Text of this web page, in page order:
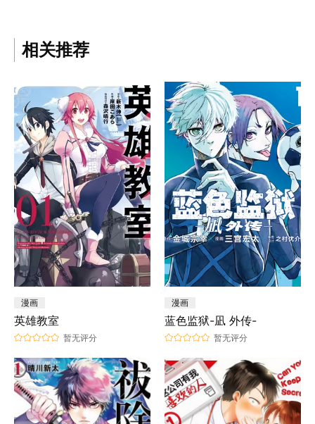
相关推荐
漫画
英雄教室
暂无评分
漫画
蓝色监狱-凪 外传-
暂无评分